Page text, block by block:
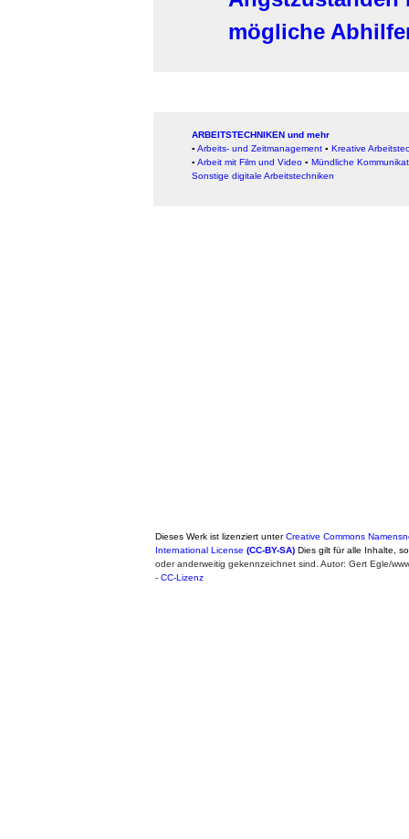
mögliche
ARBEITSTECHNIKEN und mehr
▪ Arbeits- und Zeitmanagement ▪ Kreative
▪ Arbeit mit Film und Video ▪ Mündliche
Sonstige digitale Arbeitstechniken
Dieses Werk ist lizenziert unterCreative Commons
International License (CC-BY-SA) Dies gilt für alle Inhalte,
oder anderweitig gekennzeichnet sind. Autor: Gert Egle/
- CC-Lizenz